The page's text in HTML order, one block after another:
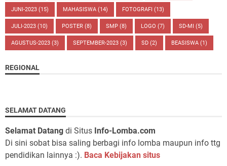
JUNI-2023 (15) MAHASISWA (14) FOTOGRAFI (13)
JULI-2023 (10) POSTER (8) SMP (8) LOGO (7) SD-MI (5)
AGUSTUS-2023 (3) SEPTEMBER-2023 (3) SD (2) BEASISWA (1)
REGIONAL
SELAMAT DATANG
Selamat Datang di Situs Info-Lomba.com
Di sini sobat bisa saling berbagi info lomba maupun info ttg
pendidikan lainnya :). Baca Kebijakan situs